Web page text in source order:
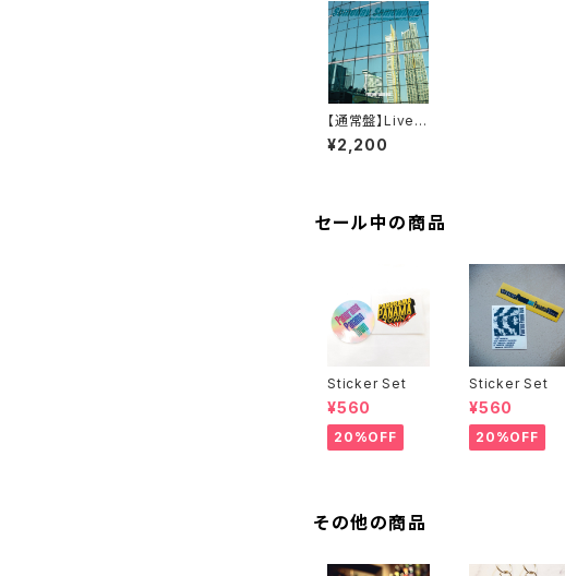
【通常盤】Live A
lbum「Someda
y, Somewher
¥2,200
セール中の商品
Sticker Set
¥560
20%OFF
Sticker Set
¥560
20%OFF
その他の商品